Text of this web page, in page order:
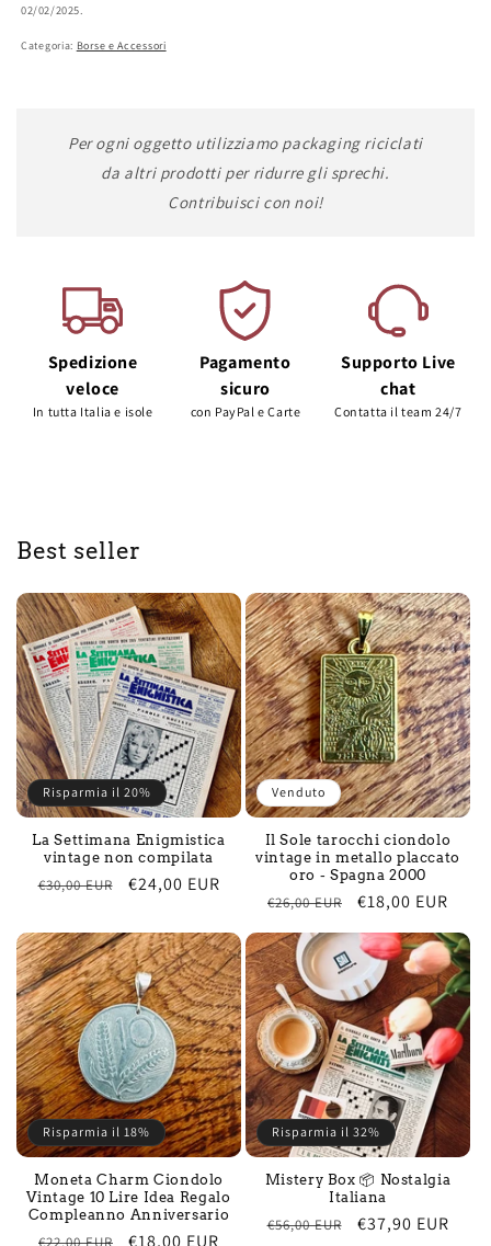
02/02/2025.
Categoria: Borse e Accessori
Per ogni oggetto utilizziamo packaging riciclati
da altri prodotti per ridurre gli sprechi.
Contribuisci con noi!
Spedizione
veloce
In tutta Italia e isole
Pagamento
sicuro
con PayPal e Carte
Supporto Live
chat
Contatta il team 24/7
Best seller
Risparmia il 20%
La Settimana Enigmistica
vintage non compilata
Prezzo
listino
€30,00 EUR
Prezzo
€24,00 EUR
Venduto
Il Sole tarocchi ciondolo
vintage in metallo placcato
oro - Spagna 2000
Prezzo
listino
€26,00 EUR
Prezzo
€18,00 EUR
Risparmia il 18%
Moneta Charm Ciondolo
Vintage 10 Lire Idea Regalo
Compleanno Anniversario
Prezzo
Prezzo
€18,00 EUR
Risparmia il 32%
Mistery Box 📦 Nostalgia
Italiana
Prezzo
€56,00 EUR
Prezzo
€37,90 EUR